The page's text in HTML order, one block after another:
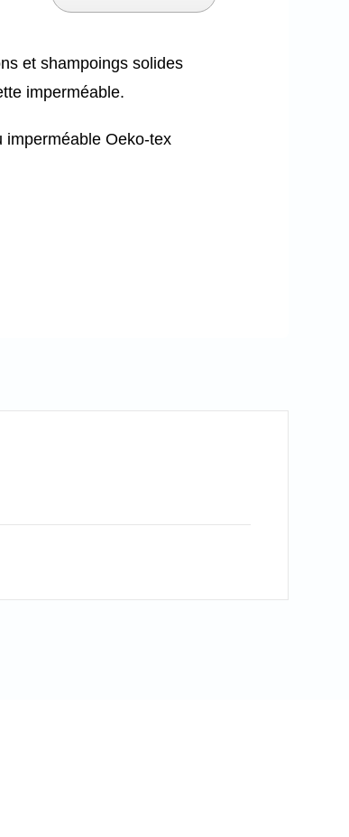
et shampoings solides
imperméable.
imperméable Oeko-tex